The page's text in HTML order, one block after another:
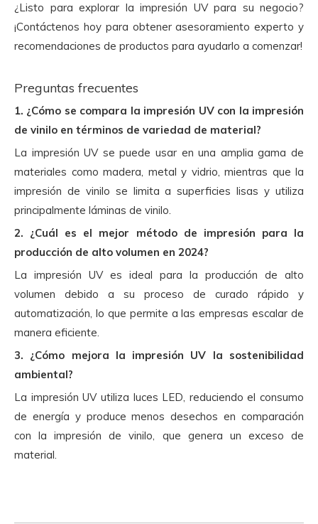
¿Listo para explorar la impresión UV para su negocio?
¡Contáctenos hoy para obtener asesoramiento experto y
recomendaciones de productos para ayudarlo a comenzar!
Preguntas frecuentes
1. ¿Cómo se compara la impresión UV con la impresión
de vinilo en términos de variedad de material?
La impresión UV se puede usar en una amplia gama de
materiales como madera, metal y vidrio, mientras que la
impresión de vinilo se limita a superficies lisas y utiliza
principalmente láminas de vinilo.
2. ¿Cuál es el mejor método de impresión para la
producción de alto volumen en 2024?
La impresión UV es ideal para la producción de alto
volumen debido a su proceso de curado rápido y
automatización, lo que permite a las empresas escalar de
manera eficiente.
3. ¿Cómo mejora la impresión UV la sostenibilidad
ambiental?
La impresión UV utiliza luces LED, reduciendo el consumo
de energía y produce menos desechos en comparación
con la impresión de vinilo, que genera un exceso de
material.